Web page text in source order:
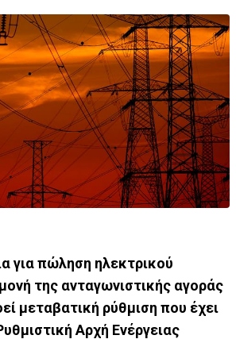
για πώληση ηλεκτρικού
της ανταγωνιστικής αγοράς
μεταβατική ρύθμιση που έχει
Αρχή Ενέργειας